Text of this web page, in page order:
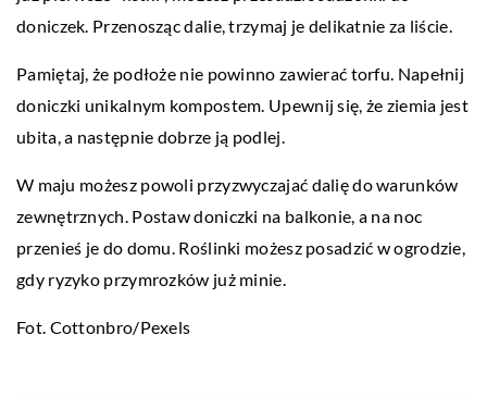
doniczek. Przenosząc dalie, trzymaj je delikatnie za liście.
Pamiętaj, że podłoże nie powinno zawierać torfu. Napełnij
doniczki unikalnym kompostem. Upewnij się, że ziemia jest
ubita, a następnie dobrze ją podlej.
W maju możesz powoli przyzwyczajać dalię do warunków
zewnętrznych. Postaw doniczki na balkonie, a na noc
przenieś je do domu. Roślinki możesz posadzić w ogrodzie,
gdy ryzyko przymrozków już minie.
Fot. Cottonbro/Pexels